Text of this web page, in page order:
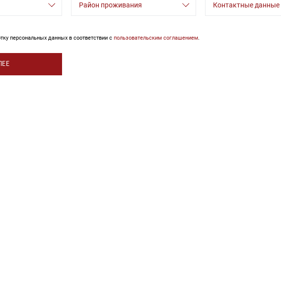
Район проживания Контактные данные
персональных данных в соответствии с пользовательским соглашением.